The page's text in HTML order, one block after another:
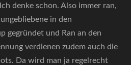
denke schon. Also immer ran,
in den
gegründet und Ran an den
verdienen zudem auch die
Da wird man ja regelrecht